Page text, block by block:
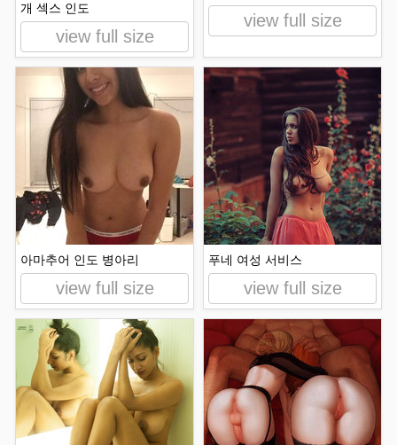
개 섹스 인도
view full size
view full size
아마추어 인도 병아리
view full size
푸네 여성 서비스
view full size